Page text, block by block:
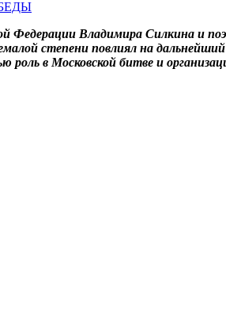
Федерации Владимира Силкина и
степени повлиял на
в Московской битве и